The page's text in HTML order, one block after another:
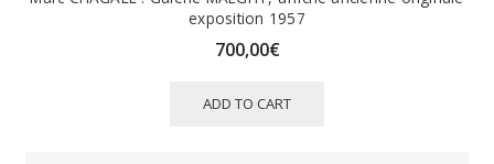
exposition 1957
700,00€
ADD TO CART